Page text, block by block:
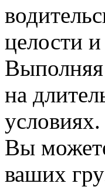
целости
на
Вы
ваших